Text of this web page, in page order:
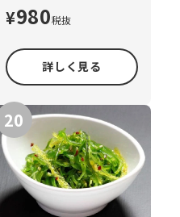
¥980税抜
詳しく見る